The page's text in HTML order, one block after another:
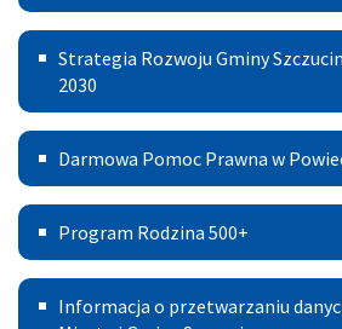
Gospodarczej
Miasto
Strategia
Rozwoju
Gminy
Szczucin
na
lata
2021
–
Strategia Rozwoju Gminy
2030
Darmowa
Pomoc
Prawna
w
Powiecie
Darmowa Pomoc Prawna w
Program
Rodzina
500+
Program Rodzina 500+
Informacja
Informacja o przetwarzaniu